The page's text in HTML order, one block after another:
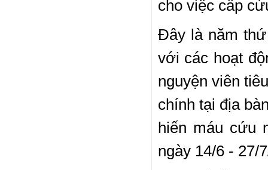
cho việc cấp
Đây là năm
với các hoạt
nguyện viên
chính tại địa
hiến máu cứu
ngày 14/6 - 27/